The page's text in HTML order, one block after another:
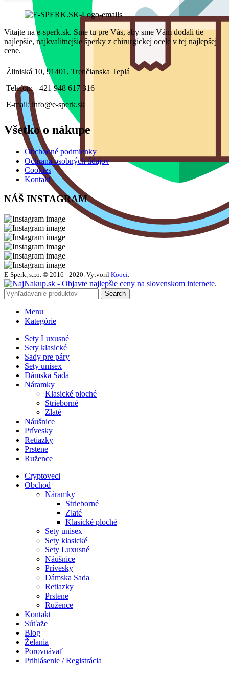
Vitajte na e-sperk.sk. Sme tu pre Vás, aby sme Vám dodali tie
najlepšie, najkvalitnejšie šperky z chirurgickej ocele v tej najlepšej
cene.
Žliniská 10, 91401, Trenčianska Teplá
Telefón: +421 948 617 316
E-mail: info@e-sperk.sk
Všetko o nákupe
Obchodné podmienky
Ochrana osobných údajov
Cookies
Kontakt
NÁŠ INSTAGRAM
E-Sperk, s.r.o. © 2016 - 2020. Vytvoril Kooci.
Search
Menu
Kategórie
Sety Luxusné
Sety klasické
Sady pre páry
Sety unisex
Dámska Sada
Náramky
Klasické ploché
Strieborné
Zlaté
Náušnice
Prívesky
Retiazky
Prstene
Ružence
Cryptoveci
Obchod
Náramky
Strieborné
Zlaté
Klasické ploché
Sety unisex
Sety klasické
Sety Luxusné
Náušnice
Prívesky
Dámska Sada
Retiazky
Prstene
Ružence
Kontakt
Súťaže
Blog
Želania
Porovnávať
Prihlásenie / Registrácia